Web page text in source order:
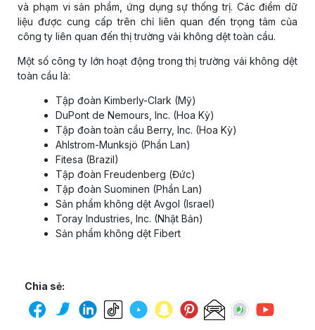
và phạm vi sản phẩm, ứng dụng sự thống trị. Các điểm dữ
liệu được cung cấp trên chỉ liên quan đến trọng tâm của
công ty liên quan đến thị trường vải không dệt toàn cầu.
Một số công ty lớn hoạt động trong thị trường vải không dệt
toàn cầu là:
Tập đoàn Kimberly-Clark (Mỹ)
DuPont de Nemours, Inc. (Hoa Kỳ)
Tập đoàn toàn cầu Berry, Inc. (Hoa Kỳ)
Ahlstrom-Munksjö (Phần Lan)
Fitesa (Brazil)
Tập đoàn Freudenberg (Đức)
Tập đoàn Suominen (Phần Lan)
Sản phẩm không dệt Avgol (Israel)
Toray Industries, Inc. (Nhật Bản)
Sản phẩm không dệt Fibert
Chia sẻ: